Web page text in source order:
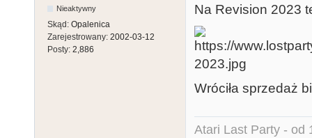
Nieaktywny
Skąd: Opalenica
Zarejestrowany: 2002-03-12
Posty: 2,886
Na Revision 2023
Wróciła sprzedaż
Atari Last Party - od